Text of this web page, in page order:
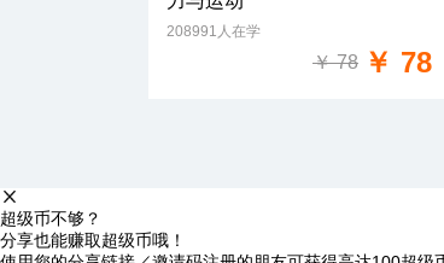
208991人在学
￥ 78 ￥ 78
超级币不够？
分享也能赚取超级币哦！